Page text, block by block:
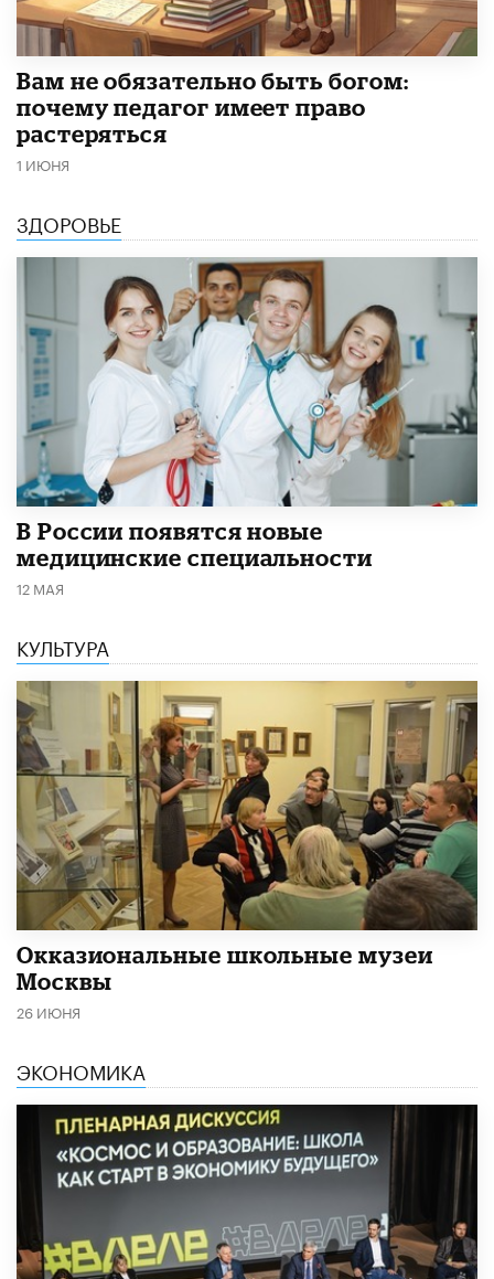
​Вам не обязательно быть богом:
почему педагог имеет право
растеряться
1 ИЮНЯ
ЗДОРОВЬЕ
В России появятся новые
медицинские специальности
12 МАЯ
КУЛЬТУРА
​Окказиональные школьные музеи
Москвы
26 ИЮНЯ
ЭКОНОМИКА